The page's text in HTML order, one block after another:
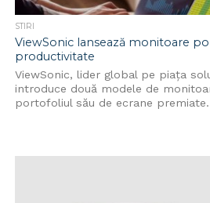
STIRI
ViewSonic lansează monitoare
productivitate
ViewSonic, lider global pe piața
introduce două modele de
portofoliul său de ecrane